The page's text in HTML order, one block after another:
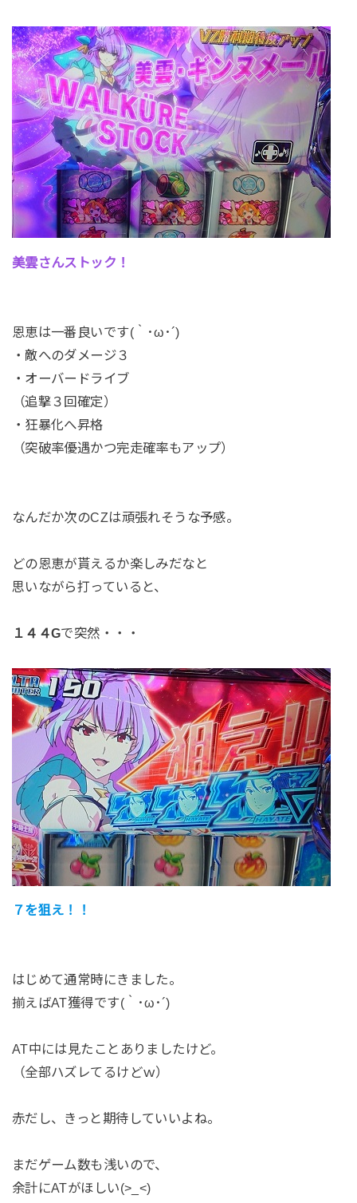
美雲さんストック！
恩恵は一番良いです(｀･ω･´)
・敵へのダメージ３
・オーバードライブ
（追撃３回確定）
・狂暴化へ昇格
（突破率優遇かつ完走確率もアップ）
なんだか次のCZは頑張れそうな予感。
どの恩恵が貰えるか楽しみだなと
思いながら打っていると、
１４４Gで突然・・・
７を狙え！！
はじめて通常時にきました。
揃えばAT獲得です(｀･ω･´)
AT中には見たことありましたけど。
（全部ハズレてるけどｗ）
赤だし、きっと期待していいよね。
まだゲーム数も浅いので、
余計にATがほしい(>_<)